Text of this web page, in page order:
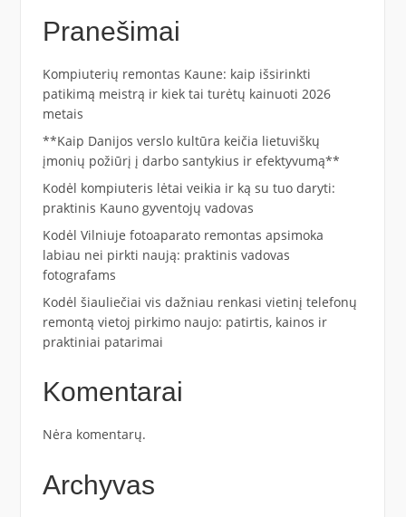
Pranešimai
Kompiuterių remontas Kaune: kaip išsirinkti
patikimą meistrą ir kiek tai turėtų kainuoti 2026
metais
**Kaip Danijos verslo kultūra keičia lietuviškų
įmonių požiūrį į darbo santykius ir efektyvumą**
Kodėl kompiuteris lėtai veikia ir ką su tuo daryti:
praktinis Kauno gyventojų vadovas
Kodėl Vilniuje fotoaparato remontas apsimoka
labiau nei pirkti naują: praktinis vadovas
fotografams
Kodėl šiauliečiai vis dažniau renkasi vietinį telefonų
remontą vietoj pirkimo naujo: patirtis, kainos ir
praktiniai patarimai
Komentarai
Nėra komentarų.
Archyvas